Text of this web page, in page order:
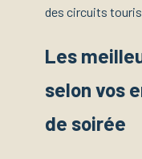
des circuits
Les
selon vos
de soirée